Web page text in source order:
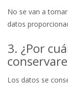
No se van a
datos
3. ¿Por
Los datos se